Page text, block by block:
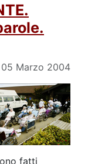
05 Marzo 2004
fatti